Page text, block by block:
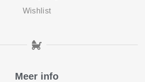
Wishlist
Meer info